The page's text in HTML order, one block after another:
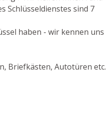
Schlüsseldienstes sind 7
haben - wir kennen uns
Briefkästen, Autotüren etc.